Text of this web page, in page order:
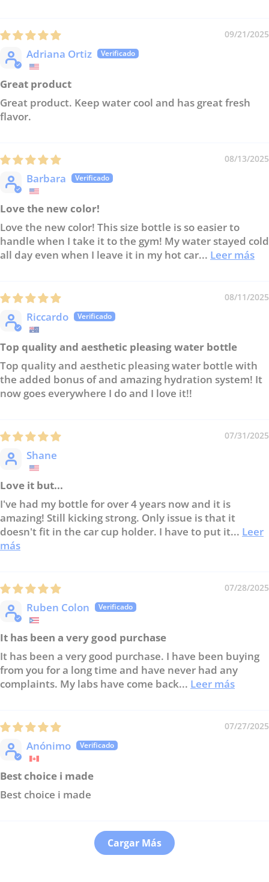
09/21/2025
Adriana Ortiz
Great product
Great product. Keep water cool and has great fresh
flavor.
08/13/2025
Barbara
Love the new color!
Love the new color! This size bottle is so easier to
handle when I take it to the gym! My water stayed cold
all day even when I leave it in my hot car... Leer más
08/11/2025
Riccardo
Top quality and aesthetic pleasing water bottle
Top quality and aesthetic pleasing water bottle with
the added bonus of and amazing hydration system! It
now goes everywhere I do and I love it!!
07/31/2025
Shane
Love it but...
I've had my bottle for over 4 years now and it is
amazing! Still kicking strong. Only issue is that it
doesn't fit in the car cup holder. I have to put it... Leer
más
07/28/2025
Ruben Colon
It has been a very good purchase
It has been a very good purchase. I have been buying
from you for a long time and have never had any
complaints. My labs have come back... Leer más
07/27/2025
Anónimo
Best choice i made
Best choice i made
Cargar Más